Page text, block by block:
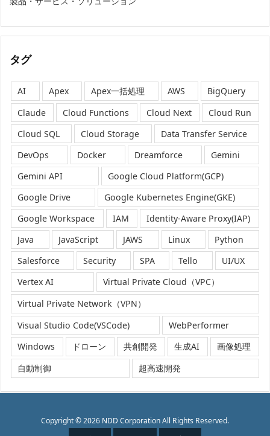
タグ
AI Apex Apex一括処理 AWS
BigQuery
Claude
Cloud Functions Cloud Next
Cloud Run
Cloud SQL
Cloud Storage
Data Transfer Service
DevOps
Docker Dreamforce
Gemini
Gemini API
Google Cloud Platform(GCP)
Google Drive
Google Kubernetes Engine(GKE)
Google Workspace
IAM
Identity-Aware Proxy(IAP)
Java
JavaScript JAWS Linux
Python
Salesforce
Security SPA Tello
UI/UX
Vertex AI
Virtual Private Cloud（VPC）
Virtual Private Network（VPN）
Visual Studio Code(VSCode)
WebPerformer
Windows
ドローン 共創開発 生成AI
画像処理
自動制御
超高速開発
Copyright ©2026 NDD CorporationAll Rights Reserved.